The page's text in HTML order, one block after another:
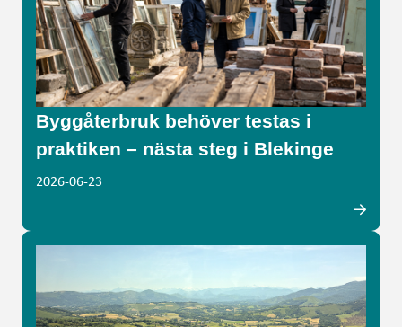
Byggåterbruk behöver testas i
praktiken – nästa steg i Blekinge
2026-06-23